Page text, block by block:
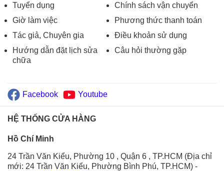
Tuyển dụng
Giờ làm việc
Tác giả, Chuyên gia
Hướng dẫn đặt lịch sửa
chữa
Chính sách vận chuyển
Phương thức thanh toán
Điều khoản sử dụng
Câu hỏi thường gặp
Facebook Youtube
HỆ THỐNG CỬA HÀNG
Hồ Chí Minh
24 Trần Văn Kiểu, Phường 10 , Quận 6 , TP.HCM (Địa chỉ
mới: 24 Trần Văn Kiểu, Phường Bình Phú, TP.HCM) -